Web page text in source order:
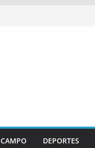
CAMPO DEPORTES